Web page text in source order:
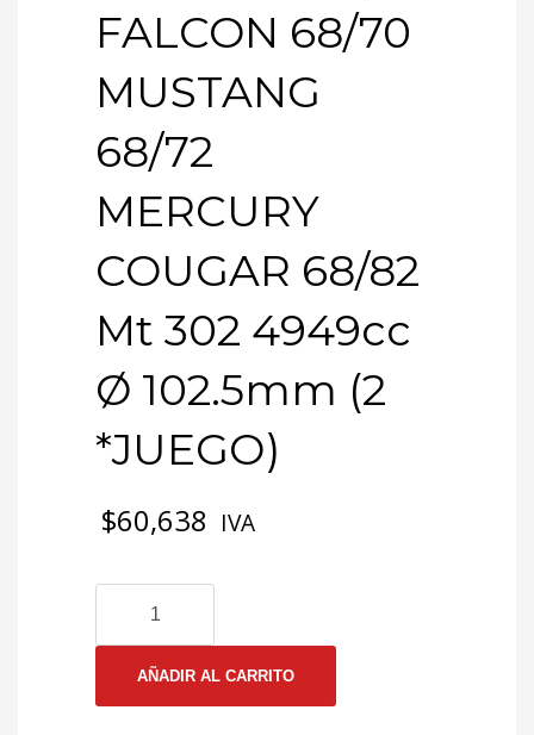
FALCON 68/70
MUSTANG
68/72
MERCURY
COUGAR 68/82
Mt 302 4949cc
Ø 102.5mm (2
*JUEGO)
$60,638 IVA
EMP
CULATA
FORD
AÑADIR AL CARRITO